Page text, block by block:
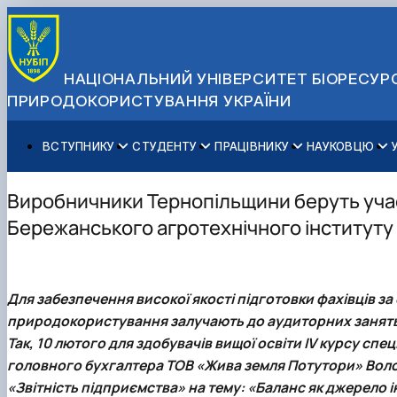
НАЦІОНАЛЬНИЙ УНІВЕРСИТЕТ
ПРИРОДОКОРИСТУВАННЯ УКРАЇНИ
ВСТУПНИКУ
Вступ до НУБіП України 2026
Приймальна комісія
Правила прийому
Для осіб з тимчасово окупованих територій
Для іноземців / For foreigners
Військова освіта
СТУДЕНТУ
Навчання
Додаткова освіта
Позанавчальна діяльність
Студентське самоврядування
ПРАЦІВНИКУ
Освітній процес
Міжнародна діяльність
Довідкова інформація
Профспілкова організація
НАУКОВЦЮ
Наукова діяльність
Аспіранту / Докторанту
Захисти дисертацій
Законодавче та нормативне забезпечення
Наукові видання
Наука для бізнесу
Управління і самоврядування
Загальна інформація
Офіційні документи
Стратегія розвитку на період 2026-2030рр.
Офіційна символіка
Антикорупційні заходи
Гендерна радниця
Контактна інформація
Виробничники Тернопільщини беруть
Бережанського агротехнічного інституту
Для забезпечення високої якості підготовки фахівців
природокористування залучають до аудиторних занять
Так, 10 лютого для здобувачів вищої освіти IV курсу
головного бухгалтера ТОВ «Жива земля Потутори»
«Звітність підприємства» на тему: «Баланс як джерело